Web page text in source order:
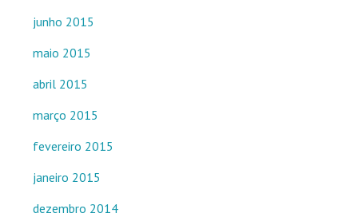
junho 2015
maio 2015
abril 2015
março 2015
fevereiro 2015
janeiro 2015
dezembro 2014